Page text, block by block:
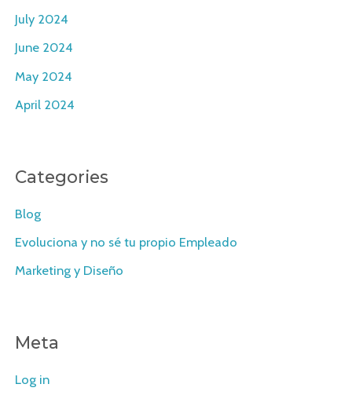
July 2024
June 2024
May 2024
April 2024
Categories
Blog
Evoluciona y no sé tu propio Empleado
Marketing y Diseño
Meta
Log in